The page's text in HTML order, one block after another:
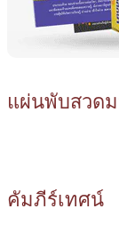
แผ่นพับสวด
คัมภีร์เทศน์